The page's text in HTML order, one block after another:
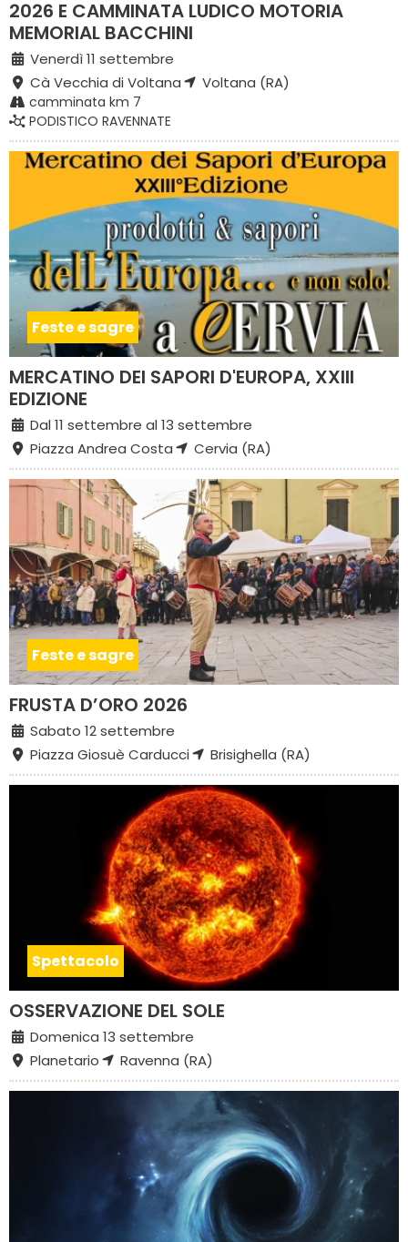
2026 E CAMMINATA LUDICO MOTORIA
MEMORIAL BACCHINI
Venerdì 11 settembre
Cà Vecchia di Voltana
Voltana (RA)
camminata km 7
PODISTICO RAVENNATE
Feste e sagre
MERCATINO DEI SAPORI D'EUROPA, XXIII
EDIZIONE
Dal 11 settembre al 13 settembre
Piazza Andrea Costa
Cervia (RA)
Feste e sagre
FRUSTA D’ORO 2026
Sabato 12 settembre
Piazza Giosuè Carducci
Brisighella (RA)
Spettacolo
OSSERVAZIONE DEL SOLE
Domenica 13 settembre
Planetario
Ravenna (RA)